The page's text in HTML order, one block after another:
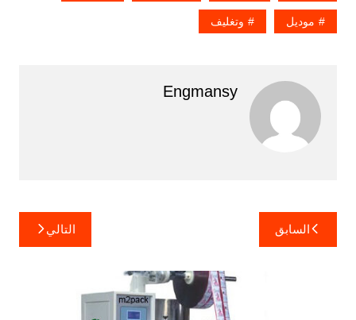
موديل وتغليف
Engmansy
تصفّح
المقالات
السابق التالي